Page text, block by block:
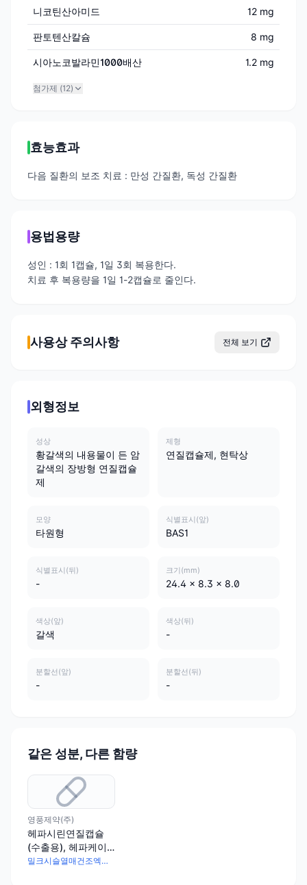
니코틴산아미드 12 mg
판토텐산칼슘 8 mg
시아노코발라민1000배산 1.2 mg
첨가제 (12)
효능효과
다음 질환의 보조 치료 : 만성 간질환, 독성 간질환
용법용량
성인 : 1회 1캡슐, 1일 3회 복용한다.
치료 후 복용량을 1일 1-2캡슐로 줄인다.
사용상 주의사항 전체 보기
외형정보
성상
황갈색의 내용물이 든 암
갈색의 장방형 연질캡슐
제
제형
연질캡슐제, 현탁상
모양
타원형
식별표시(앞)
BAS1
식별표시(뒤)
-
크기(mm)
24.4 x 8.3 x 8.0
색상(앞)
갈색
색상(뒤)
-
분할선(앞)
-
분할선(뒤)
-
같은 성분, 다른 함량
영풍제약(주)
헤파시린연질캡슐
(수출용), 헤파케이
스-에프(Hepacase-
밀크시슬열매건조엑스 200mg · 티아민염산염 8mg · 리보플라빈 8mg · 피리독신염산염 8mg · 니코틴산아미드 24mg · 판토텐산칼슘 16mg · 시아노코발라민1000배산 2.4mg